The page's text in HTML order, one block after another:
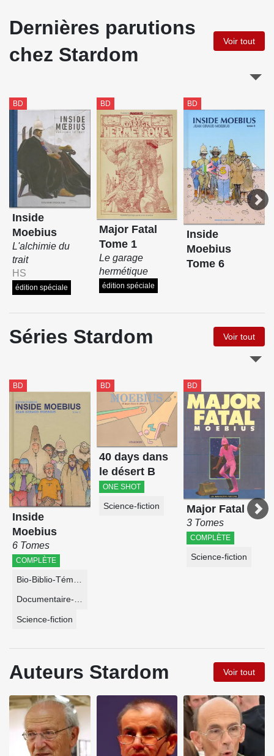
Dernières parutions
chez Stardom
Voir tout
BD
Inside
Moebius
L'alchimie du
trait
HS
édition spéciale
BD
Major Fatal
Tome 1
Le garage
hermétique
édition spéciale
BD
Inside
Moebius
Tome 6
Séries Stardom Voir tout
BD
Inside
Moebius
6 Tomes
COMPLÈTE
Documentaire-Encyclopédie
Science-fiction
BD
40 days dans
le désert B
ONE SHOT
Science-fiction
BD
Major Fatal
3 Tomes
COMPLÈTE
Science-fiction
Auteurs Stardom Voir tout